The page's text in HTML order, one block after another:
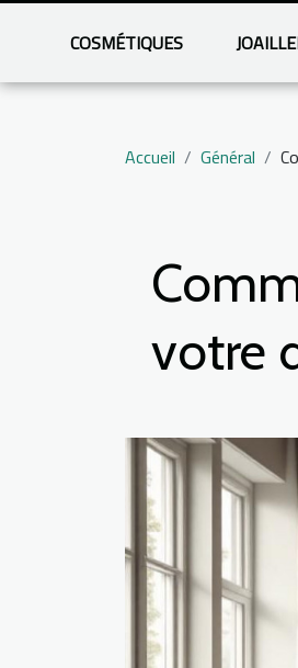
COSMÉTIQUES
Accueil Général
votre